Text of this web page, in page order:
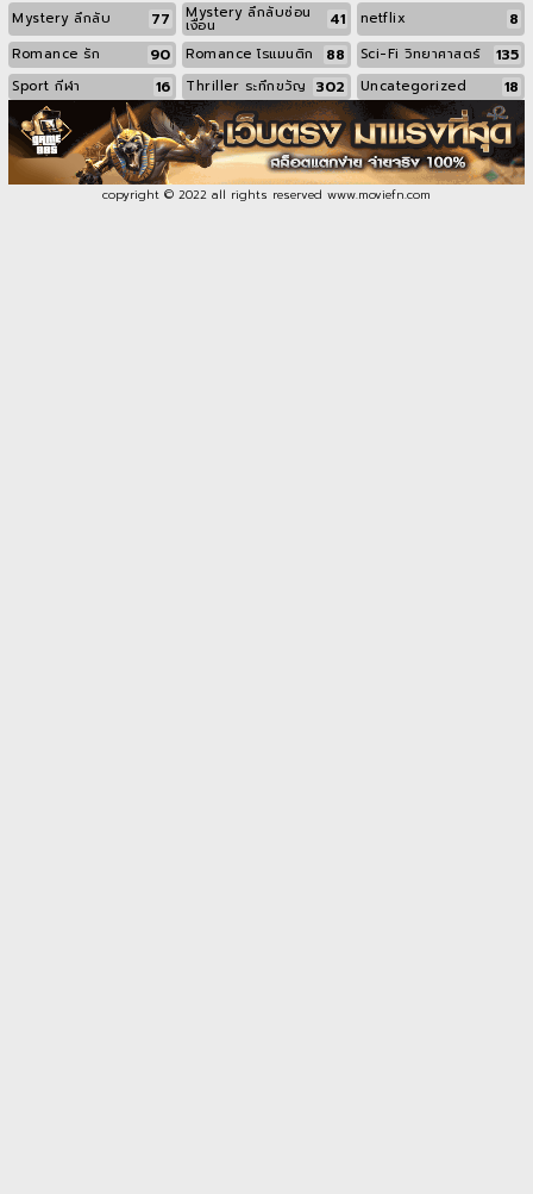
Mystery ลึกลับ 77 Mystery ลึกลับซ่อน
เงื่อน 41 netflix 8
Romance รัก 90 Romance โรแมนติก 88 Sci-Fi วิทยาศาสตร์ 135
Sport กีฬา 16 Thriller ระทึกขวัญ 302 Uncategorized 18
copyright © 2022 all rights reserved www.moviefn.com